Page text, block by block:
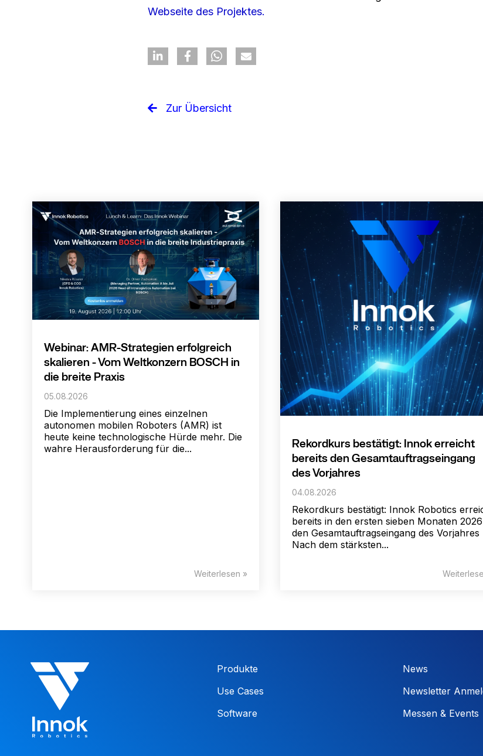
Webseite des Projektes.
Zur Übersicht
Webinar: AMR-Strategien erfolgreich
skalieren - Vom Weltkonzern BOSCH in
die breite Praxis
05.08.2026
Die Implementierung eines einzelnen
autonomen mobilen Roboters (AMR) ist
heute keine technologische Hürde mehr. Die
wahre Herausforderung für die...
Weiterlesen »
Rekordkurs bestätigt: Innok erreicht
bereits den Gesamtauftragseingang
des Vorjahres
04.08.2026
Rekordkurs bestätigt: Innok Robotics
bereits in den ersten sieben Monaten 2026
den Gesamtauftragseingang des Vorjahres
Nach dem stärksten...
Produkte
Use Cases
Software
News
Newsletter
Messen & Events